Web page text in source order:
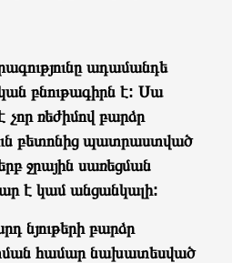
ադամանդե
բնութագիրն է: Սա
ռեժիմով բարձր
բետոնից պատրաստված
ջրային սառեցման
է կամ անցանկալի:
նյութերի բարձր
համար նախատեսված